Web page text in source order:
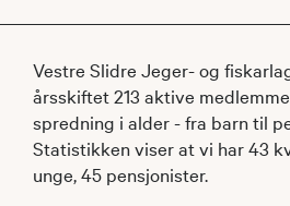
Vestre Slidre Jeger- og
årsskiftet 213 aktive
spredning i alder - fra barn til
Statistikken viser at vi har 43
unge, 45 pensjonister.